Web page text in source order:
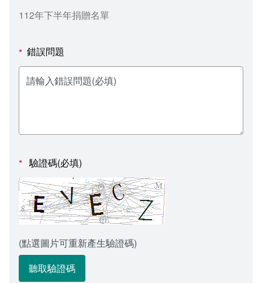
教學媒體處
電算中心
人事室
意見信箱
各單位意見信箱
諮詢信箱進度查詢
影音資訊
112年下半年捐贈名單
* 錯誤問題
* 驗證碼(必填)
(點選圖片可重新產生驗證碼)
聽取驗證碼